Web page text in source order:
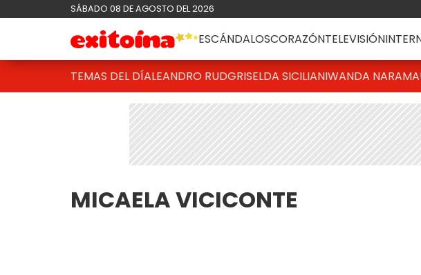
SÁBADO 08 DE AGOSTO DEL 2026
ESCÁNDALOSCORAZÓNTELEVISIÓN
TEMAS DEL DÍALEANDRO RUDGRISELDA SICILIANIWANDA NARA
MICAELA VICICONTE